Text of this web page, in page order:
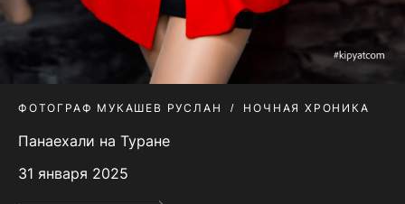
ФОТОГРАФ МУКАШЕВ РУСЛАН НОЧНАЯ ХРОНИКА
Панаехали на Туране
31 января 2025